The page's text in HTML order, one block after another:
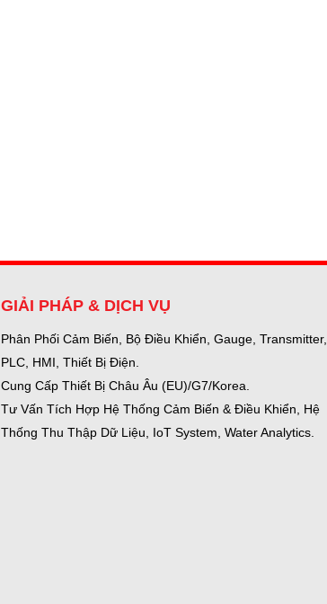
GIẢI PHÁP & DỊCH VỤ
Phân Phối Cảm Biến, Bộ Điều Khiển, Gauge, Transmitter,
PLC, HMI, Thiết Bị Điện.
Cung Cấp Thiết Bị Châu Âu (EU)/G7/Korea.
Tư Vấn Tích Hợp Hệ Thống Cảm Biến & Điều Khiển, Hệ
Thống Thu Thập Dữ Liệu, IoT System, Water Analytics.